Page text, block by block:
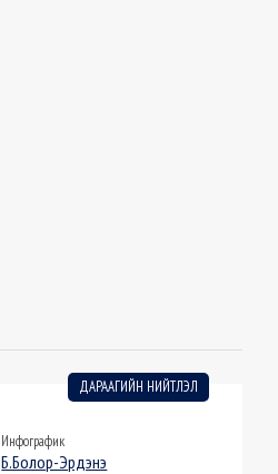
ДАРААГИЙН НИЙТЛЭЛ
Инфографик
Б.Болор-Эрдэнэ